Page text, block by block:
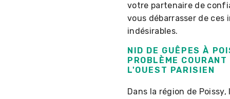
votre partenaire de
vous débarrasser de ces
indésirables.
NID DE GUÊPES À
PROBLÈME
L'OUEST PARISIEN
Dans la région de Poissy,